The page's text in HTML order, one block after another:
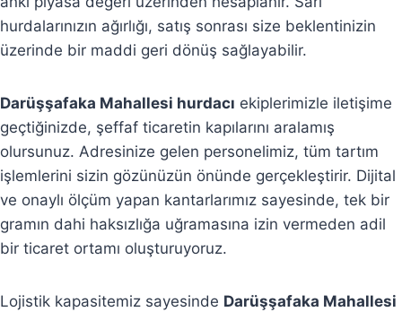
hurdalarınızın ağırlığı, satış sonrası size beklentinizin
üzerinde bir maddi geri dönüş sağlayabilir.
Darüşşafaka Mahallesi hurdacı ekiplerimizle iletişime
geçtiğinizde, şeffaf ticaretin kapılarını aralamış
olursunuz. Adresinize gelen personelimiz, tüm tartım
işlemlerini sizin gözünüzün önünde gerçekleştirir. Dijital
ve onaylı ölçüm yapan kantarlarımız sayesinde, tek bir
gramın dahi haksızlığa uğramasına izin vermeden adil
bir ticaret ortamı oluşturuyoruz.
Lojistik kapasitemiz sayesinde Darüşşafaka Mahallesi